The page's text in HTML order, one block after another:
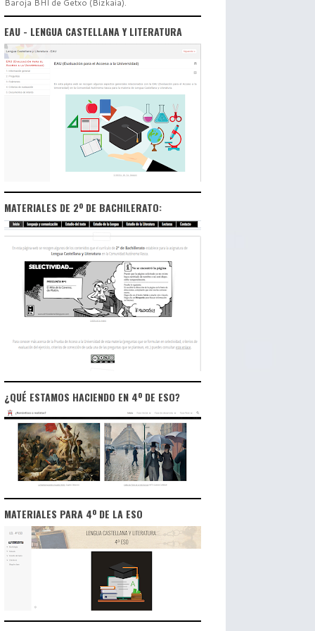
Baroja BHI de Getxo (Bizkaia).
EAU - LENGUA CASTELLANA Y LITERATURA
MATERIALES DE 2º DE BACHILERATO:
¿QUÉ ESTAMOS HACIENDO EN 4º DE ESO?
MATERIALES PARA 4º DE LA ESO